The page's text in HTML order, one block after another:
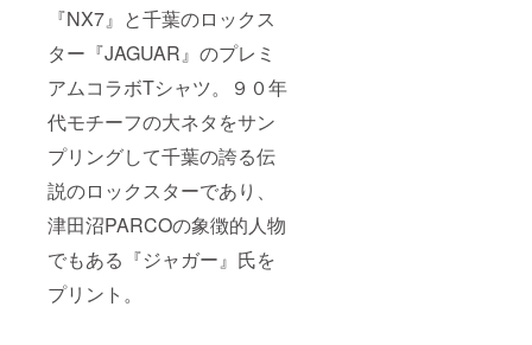
『NX7』と千葉のロックス
ター『JAGUAR』のプレミ
アムコラボTシャツ。９０年
代モチーフの大ネタをサン
プリングして千葉の誇る伝
説のロックスターであり、
津田沼PARCOの象徴的人物
でもある『ジャガー』氏を
プリント。